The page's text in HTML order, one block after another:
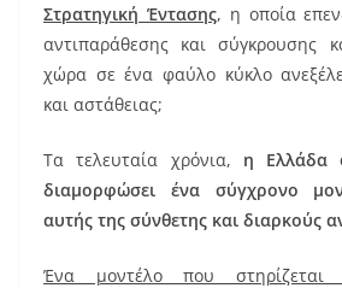
Στρατηγική Έντασης, η οποία
αντιπαράθεσης και σύγκρουσης
χώρα σε ένα φαύλο κύκλο
και αστάθειας;
Τα τελευταία χρόνια, η Ελλάδα
διαμορφώσει ένα σύγχρονο
αυτής της σύνθετης και διαρκούς
Ένα μοντέλο που στηρίζεται